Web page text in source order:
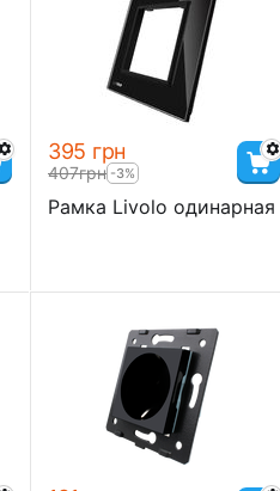
‍395‍ грн
‍407‍грн -3%
Рамка Livolo одинарная